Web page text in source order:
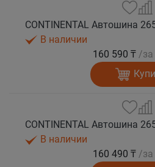
В наличии
160 590 ₸ /за
В наличии
160 490 ₸ /